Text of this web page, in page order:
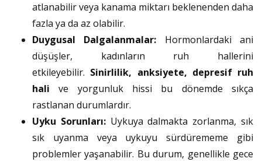
atlanabilir veya kanama miktarı beklenenden daha
fazla ya da az olabilir.
Duygusal Dalgalanmalar: Hormonlardaki ani
düşüşler, kadınların ruh hallerini
etkileyebilir. Sinirlilik, anksiyete, depresif ruh
hali ve yorgunluk hissi bu dönemde sıkça
rastlanan durumlardır.
Uyku Sorunları:Uykuya dalmakta zorlanma, sık
sık uyanma veya uykuyu sürdürememe gibi
problemler yaşanabilir. Bu durum, genellikle gece